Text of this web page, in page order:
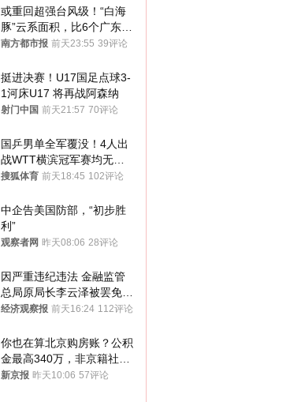
或重回超强台风级！“白海
豚”云系面积，比6个广东还
大！深圳官方：注意这件事
南方都市报 前天23:55 39评论
挺进决赛！U17国足点球3-
1河床U17 将再战阿森纳
射门中国 前天21:57 70评论
国乒男单全军覆没！4人出
战WTT横滨冠军赛均无缘
八强
搜狐体育 前天18:45 102评论
中企告美国防部，“初步胜
利”
观察者网 昨天08:06 28评论
因严重违纪违法 金融监管
总局原局长李云泽被罢免全
国人大代表
经济观察报 前天16:24 112评论
你也在算北京购房账？公积
金最高340万，非京籍社保
1年
新京报 昨天10:06 57评论